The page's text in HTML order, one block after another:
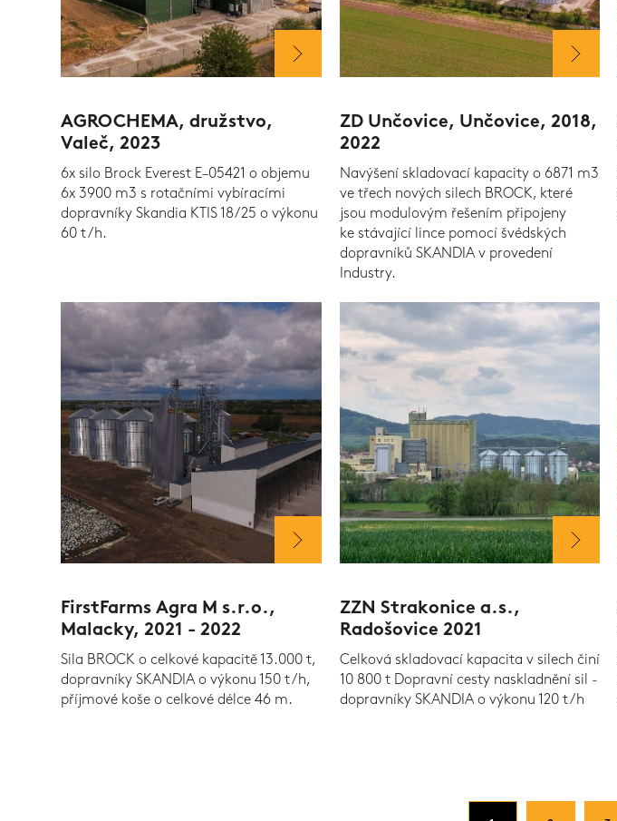
AGROCHEMA, družstvo,
Valeč, 2023
6x silo Brock Everest E–05421 o objemu
6x 3900 m3 s rotačními vybíracími
dopravníky Skandia KTIS 18/25 o výkonu
60 t/h.
ZD Unčovice, Unčovice, 2018,
2022
Navýšení skladovací kapacity o 6871 m3
ve třech nových silech BROCK, které
jsou modulovým řešením připojeny
ke stávající lince pomocí švédských
dopravníků SKANDIA v provedení
Industry.
FirstFarms Agra M s.r.o.,
Malacky, 2021 - 2022
Sila BROCK o celkové kapacitě 13.000 t,
dopravníky SKANDIA o výkonu 150 t/h,
příjmové koše o celkové délce 46 m.
ZZN Strakonice a.s.,
Radošovice 2021
Celková skladovací kapacita v silech činí
10 800 t Dopravní cesty naskladnění sil -
dopravníky SKANDIA o výkonu 120 t /h